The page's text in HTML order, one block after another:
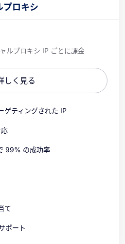
プロキシ
ルプロキシ IP ごとに課金
しく見る
ゲティングされた IP
99% の成功率
て
ポート